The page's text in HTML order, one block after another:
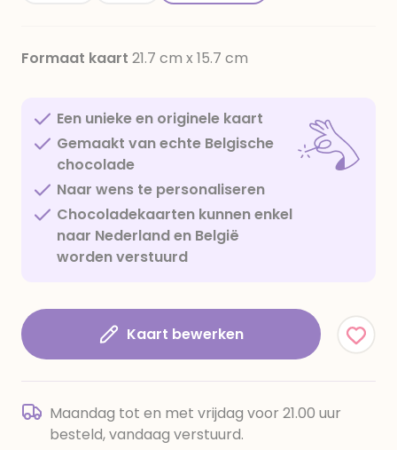
Formaat kaart 21.7 cm x 15.7 cm
Een unieke en originele kaart
Gemaakt van echte Belgische
chocolade
Naar wens te personaliseren
Chocoladekaarten kunnen enkel
naar Nederland en België
worden verstuurd
Kaart bewerken
Maandag tot en met vrijdag voor 21.00 uur
besteld, vandaag verstuurd.